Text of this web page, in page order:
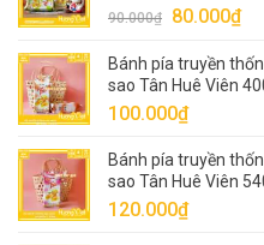
90.000₫
Giá
là:
90.000₫.
80.000₫Giá
tại
là:
Bánh pía truyền
sao Tân Huê Viên
100.000₫
Bánh pía truyền
sao Tân Huê Viên
120.000₫